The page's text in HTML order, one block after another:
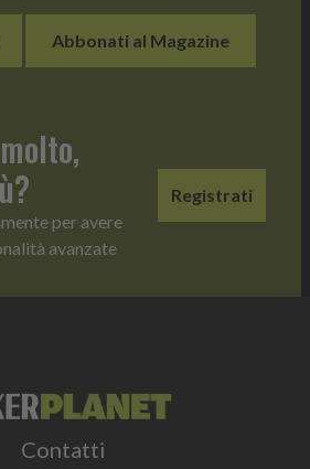
Abbonati al Magazine
per avere
avanzate
Registrati
Contatti